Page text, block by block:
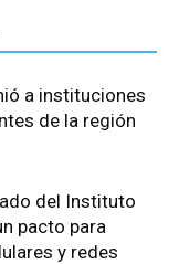
a instituciones
de la región
del Instituto
pacto para
y redes